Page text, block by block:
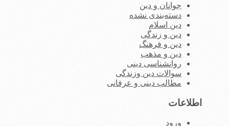
جوانان و دین
دسته‌بندی نشده
دین اسلام
دین و زندگی
دین و فرهنگ
دین و مذهب
روانشناسی دینی
سوالات دین وزندگی
مطالب دینی و عرفانی
اطلاعات
ورود